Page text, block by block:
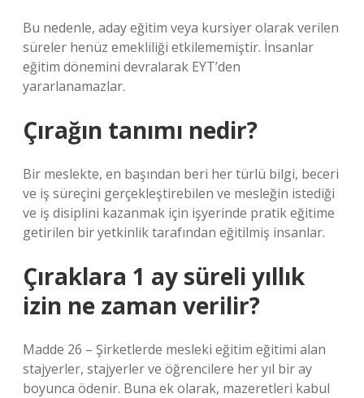
Bu nedenle, aday eğitim veya kursiyer olarak verilen
süreler henüz emekliliği etkilememiştir. İnsanlar
eğitim dönemini devralarak EYT’den
yararlanamazlar.
Çırağın tanımı nedir?
Bir meslekte, en başından beri her türlü bilgi, beceri
ve iş süreçini gerçekleştirebilen ve mesleğin istediği
ve iş disiplini kazanmak için işyerinde pratik eğitime
getirilen bir yetkinlik tarafından eğitilmiş insanlar.
Çıraklara 1 ay süreli yıllık
izin ne zaman verilir?
Madde 26 – Şirketlerde mesleki eğitim eğitimi alan
stajyerler, stajyerler ve öğrencilere her yıl bir ay
boyunca ödenir. Buna ek olarak, mazeretleri kabul